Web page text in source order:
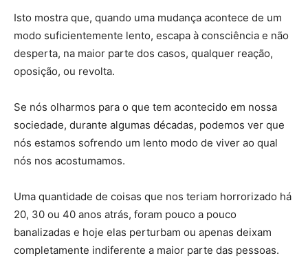
Isto mostra que, quando uma mudança acontece de um
modo suficientemente lento, escapa à consciência e não
desperta, na maior parte dos casos, qualquer reação,
oposição, ou revolta.
Se nós olharmos para o que tem acontecido em nossa
sociedade, durante algumas décadas, podemos ver que
nós estamos sofrendo um lento modo de viver ao qual
nós nos acostumamos.
Uma quantidade de coisas que nos teriam horrorizado há
20, 30 ou 40 anos atrás, foram pouco a pouco
banalizadas e hoje elas perturbam ou apenas deixam
completamente indiferente a maior parte das pessoas.